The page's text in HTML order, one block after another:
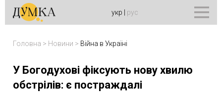
укр рус
Головна > Новини > Війна в Україні
У Богодухові фіксують нову хвилю
обстрілів: є постраждалі